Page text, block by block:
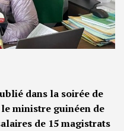
dans la soirée de
le ministre guinéen de
de 15 magistrats